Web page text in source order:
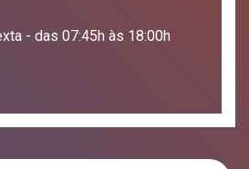
- das 07:45h às 18:00h